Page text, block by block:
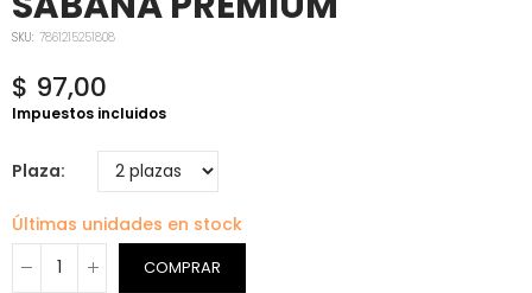
SKU: 7861215251808
$ 97,00
Impuestos incluidos
Plaza
Últimas unidades en stock
COMPRAR